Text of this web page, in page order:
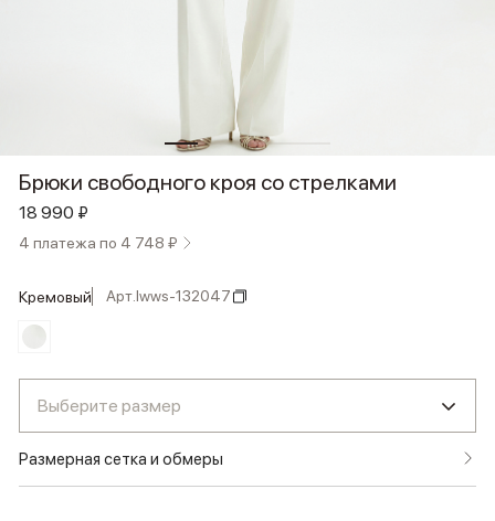
Брюки свободного кроя со стрелками
18 990 ₽
4 платежа по 4 748 ₽
кремовый Арт.lwws-132047
Выберите размер
Размерная сетка и обмеры